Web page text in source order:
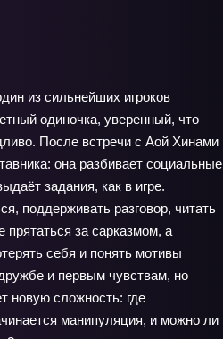
из сильнейших игроков
одиночка, уверенный, что
После встречи с Аой Хинами
она разбивает социальные
задания, как в игре.
поддерживать разговор, читать
прятаться за сарказмом, а
себя и понять мотивы
и первым чувствам, но
новую сложность: где
манипуляция, и можно ли